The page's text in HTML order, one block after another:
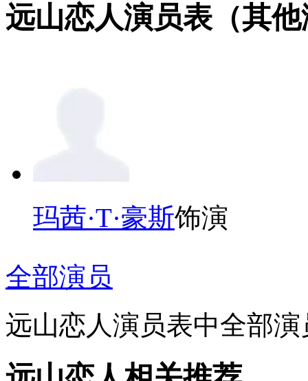
远山恋人演员表（其
玛茜·T·豪斯饰演
全部演员
远山恋人演员表中全部